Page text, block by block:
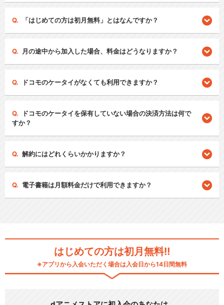
「はじめての方は初月無料」とはなんですか？
月の途中から加入した場合、料金はどうなりますか？
ドコモのケータイがなくても利用できますか？
ドコモのケータイを保有していない場合の決済方法は何で
すか？
解約にはどれくらいかかりますか？
電子書籍は月額料金だけで利用できますか？
はじめての方は初月無料!!
※アプリから入会いただく場合は入会日から14日間無料